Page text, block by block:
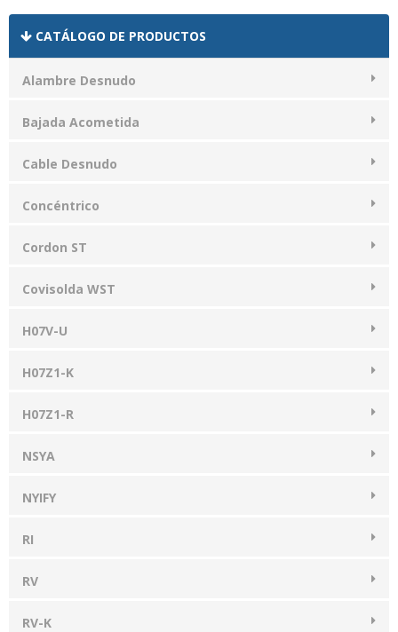
CATÁLOGO DE PRODUCTOS
Alambre Desnudo
Bajada Acometida
Cable Desnudo
Concéntrico
Cordon ST
Covisolda WST
H07V-U
H07Z1-K
H07Z1-R
NSYA
NYIFY
RI
RV
RV-K